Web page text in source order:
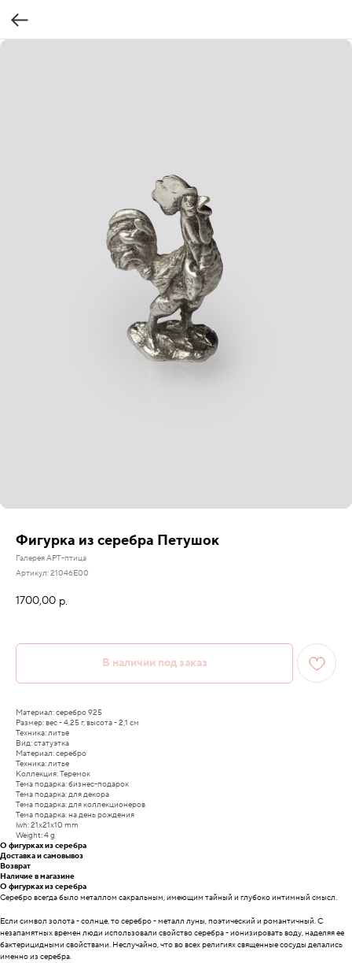
Фигурка из серебра Петушок
Галерея АРТ-птица
Артикул:21046Е00
1700,00 р.
Материал: серебро 925
Размер: вес - 4,25 г, высота - 2,1 см
Техника: литье
Вид: статуэтка
Материал: серебро
Техника: литье
Коллекция: Теремок
Тема подарка: бизнес-подарок
Тема подарка: для декора
Тема подарка: для коллекционеров
Тема подарка: на день рождения
lwh: 21x21x10 mm
Weight: 4 g
О фигурках из серебра
Доставка и самовывоз
Возврат
Наличие в магазине
О фигурках из серебра
Серебро всегда было металлом сакральным, имеющим тайный и глубоко интимный смысл.
Если символ золота - солнце, то серебро - металл луны, поэтический и романтичный. С
незапамятных времен люди использовали свойство серебра - ионизировать воду, наделяя ее
бактерицидными свойствами. Неслучайно, что во всех религиях священные сосуды делались
именно из серебра.